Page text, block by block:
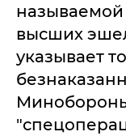
высших
указывает